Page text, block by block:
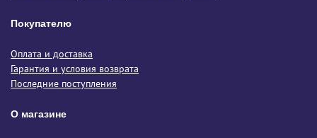
Покупателю
Оплата и доставка
Гарантия и условия возврата
Последние поступления
О магазине